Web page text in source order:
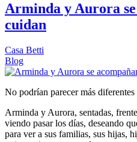
Arminda y Aurora se
cuidan
Casa Betti
Blog
No podrían parecer más
Arminda y Aurora, sentadas,
viendo pasar los días, deseando
para ver a sus familias, sus hijas,